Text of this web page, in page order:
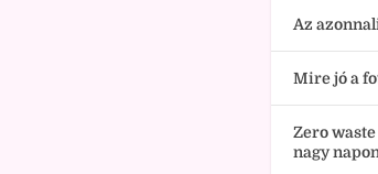
Az
Mire jó a
Zero
nagy napon